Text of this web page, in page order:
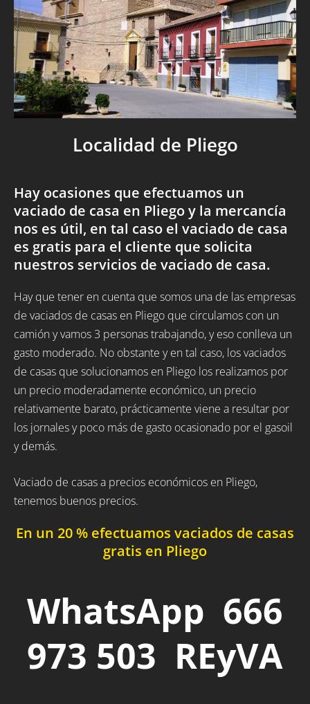
Localidad de Pliego
Hay ocasiones que efectuamos un
vaciado de casa en Pliego y la mercancía
nos es útil, en tal caso el vaciado de casa
es gratis para el cliente que solicita
nuestros servicios de vaciado de casa.
Hay que tener en cuenta que somos una de las empresas
de vaciados de casas en Pliego que circulamos con un
camión y vamos 3 personas trabajando, y eso conlleva un
gasto moderado. No obstante y en tal caso, los vaciados
de casas que solucionamos en Pliego los realizamos por
un precio moderadamente económico, un precio
relativamente barato, prácticamente viene a resultar por
los jornales y poco más de gasto ocasionado por el gasoil
y demás.
Vaciado de casas a precios económicos en Pliego,
tenemos buenos precios.
En un 20 % efectuamos vaciados de casas
gratis en Pliego
WhatsApp 666
973 503 REyVA